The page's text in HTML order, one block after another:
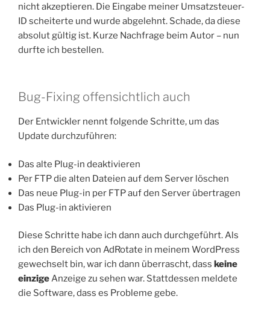
nicht akzeptieren. Die Eingabe meiner Umsatzsteuer-
ID scheiterte und wurde abgelehnt. Schade, da diese
absolut gültig ist. Kurze Nachfrage beim Autor – nun
durfte ich bestellen.
Bug-Fixing offensichtlich auch
Der Entwickler nennt folgende Schritte, um das
Update durchzuführen:
Das alte Plug-in deaktivieren
Per FTP die alten Dateien auf dem Server löschen
Das neue Plug-in per FTP auf den Server übertragen
Das Plug-in aktivieren
Diese Schritte habe ich dann auch durchgeführt. Als
ich den Bereich von AdRotate in meinem WordPress
gewechselt bin, war ich dann überrascht, dass keine
einzigeAnzeige zu sehen war. Stattdessen meldete
die Software, dass es Probleme gebe.